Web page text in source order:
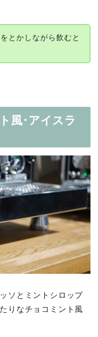
とかしながら飲むと
風･アイスラ
ソとミントシロップ
りなチョコミント風